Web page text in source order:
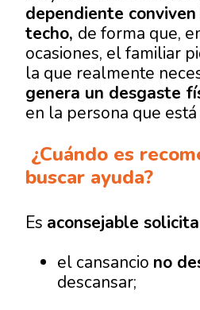
dependiente
techo, de forma que,
ocasiones, el familiar
la que realmente
genera un desgaste
en la persona que está
¿Cuándo es
buscar ayuda?
Es aconsejable
el cansancio no
descansar;